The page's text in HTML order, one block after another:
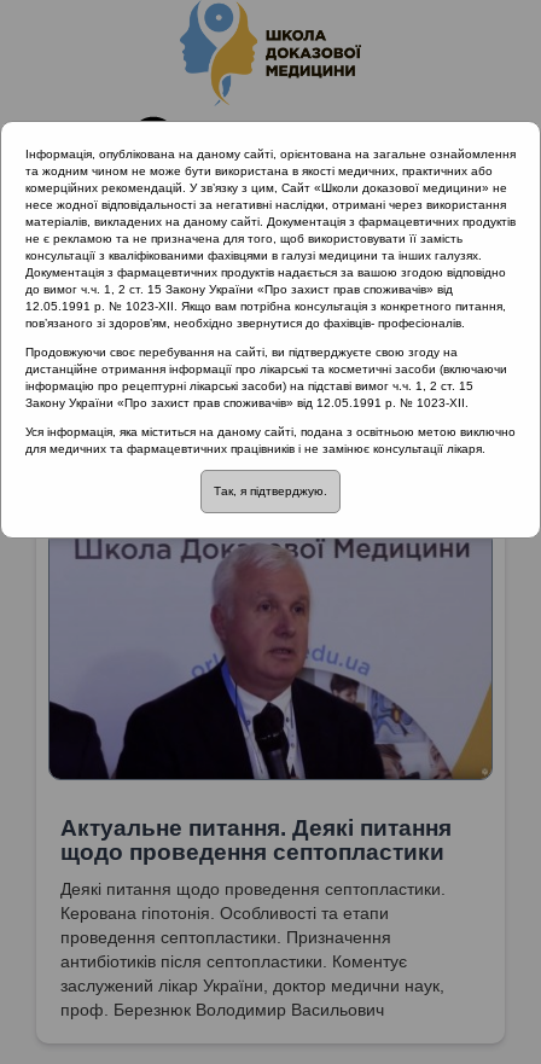
Головна Матеріали за МКХ-11
Матеріали за МКХ-11:: 12 Хвороби органів
дихання
Рубрика:
Рубрика:
12 Хвороби органів дихання
Актуальне питання. Деякі питання
щодо проведення септопластики
Деякі питання щодо проведення септопластики.
Керована гіпотонія. Особливості та етапи
проведення септопластики. Призначення
антибіотиків після септопластики. Коментує
заслужений лікар України, доктор медични наук,
проф. Березнюк Володимир Васильович
Інформація, опублікована на даному сайті, орієнтована на загальне ознайомлення
та жодним чином не може бути використана в якості медичних, практичних або
комерційних рекомендацій. У зв’язку з цим, Сайт «Школи доказової медицини» не
несе жодної відповідальності за негативні наслідки, отримані через використання
матеріалів, викладених на даному сайті. Документація з фармацевтичних продуктів
не є рекламою та не призначена для того, щоб використовувати її замість
консультації з кваліфікованими фахівцями в галузі медицини та інших галузях.
Документація з фармацевтичних продуктів надається за вашою згодою відповідно
до вимог ч.ч. 1, 2 ст. 15 Закону України «Про захист прав споживачів» від
12.05.1991 р. № 1023-XII. Якщо вам потрібна консультація з конкретного питання,
пов’язаного зі здоров’ям, необхідно звернутися до фахівців- професіоналів.
Продовжуючи своє перебування на сайті, ви підтверджуєте свою згоду на
дистанційне отримання інформації про лікарські та косметичні засоби (включаючи
інформацію про рецептурні лікарські засоби) на підставі вимог ч.ч. 1, 2 ст. 15
Закону України «Про захист прав споживачів» від 12.05.1991 р. № 1023-XII.
Уся інформація, яка міститься на даному сайті, подана з освітньою метою виключно
для медичних та фармацевтичних працівників і не замінює консультації лікаря.
Так, я підтверджую.